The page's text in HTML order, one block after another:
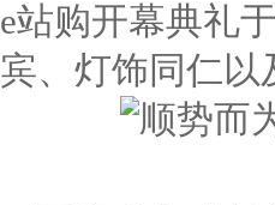
e站购开幕典礼
宾、灯饰同仁以